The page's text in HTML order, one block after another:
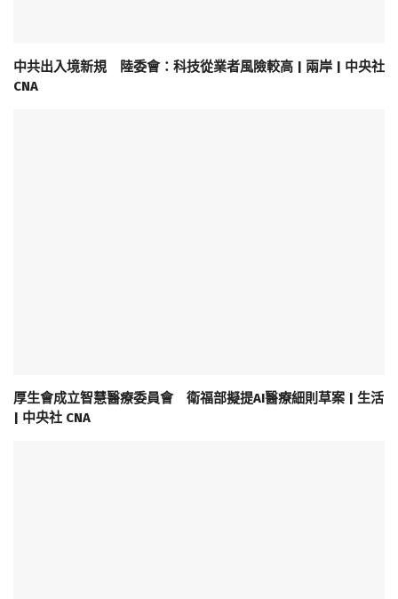
中共出入境新規 陸委會：科技從業者風險較高 | 兩岸 | 中央社
CNA
厚生會成立智慧醫療委員會 衛福部擬提AI醫療細則草案 | 生活
| 中央社 CNA